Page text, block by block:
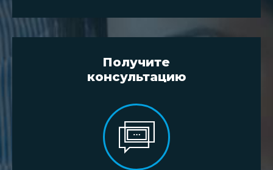
Получите
консультацию